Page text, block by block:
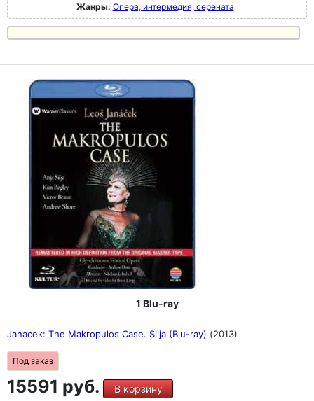
Жанры: Опера, интермедия, серената
1 Blu-ray
Janacek: The Makropulos Case. Silja (Blu-ray) (2013)
Под заказ
15591 руб. В корзину